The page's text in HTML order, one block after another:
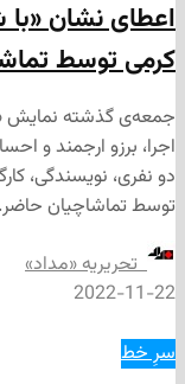
«با شرف» به
تماشاچیان
نمایش «پازل» در
و احسان کرمی، دو
کارگردانی و
حاضر...
«مداد»